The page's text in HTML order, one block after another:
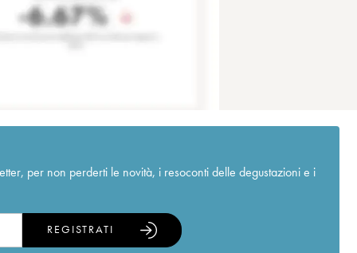
per non perderti le novità, i resoconti delle degustazioni e i
REGISTRATI